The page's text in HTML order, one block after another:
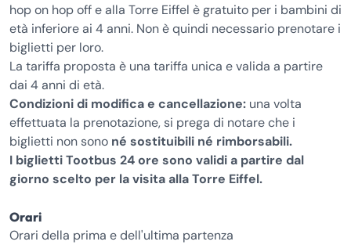
hop on hop off e alla Torre Eiffel è gratuito per i bambini di
età inferiore ai 4 anni. Non è quindi necessario prenotare i
biglietti per loro.
La tariffa proposta è una tariffa unica e valida a partire
dai 4 anni di età.
Condizioni di modifica e cancellazione: una volta
effettuata la prenotazione, si prega di notare che i
biglietti non sono né sostituibili né rimborsabili.
I biglietti Tootbus 24 ore sono validi a partire dal
giorno scelto per la visita alla Torre Eiffel.
Orari
Orari della prima e dell'ultima partenza